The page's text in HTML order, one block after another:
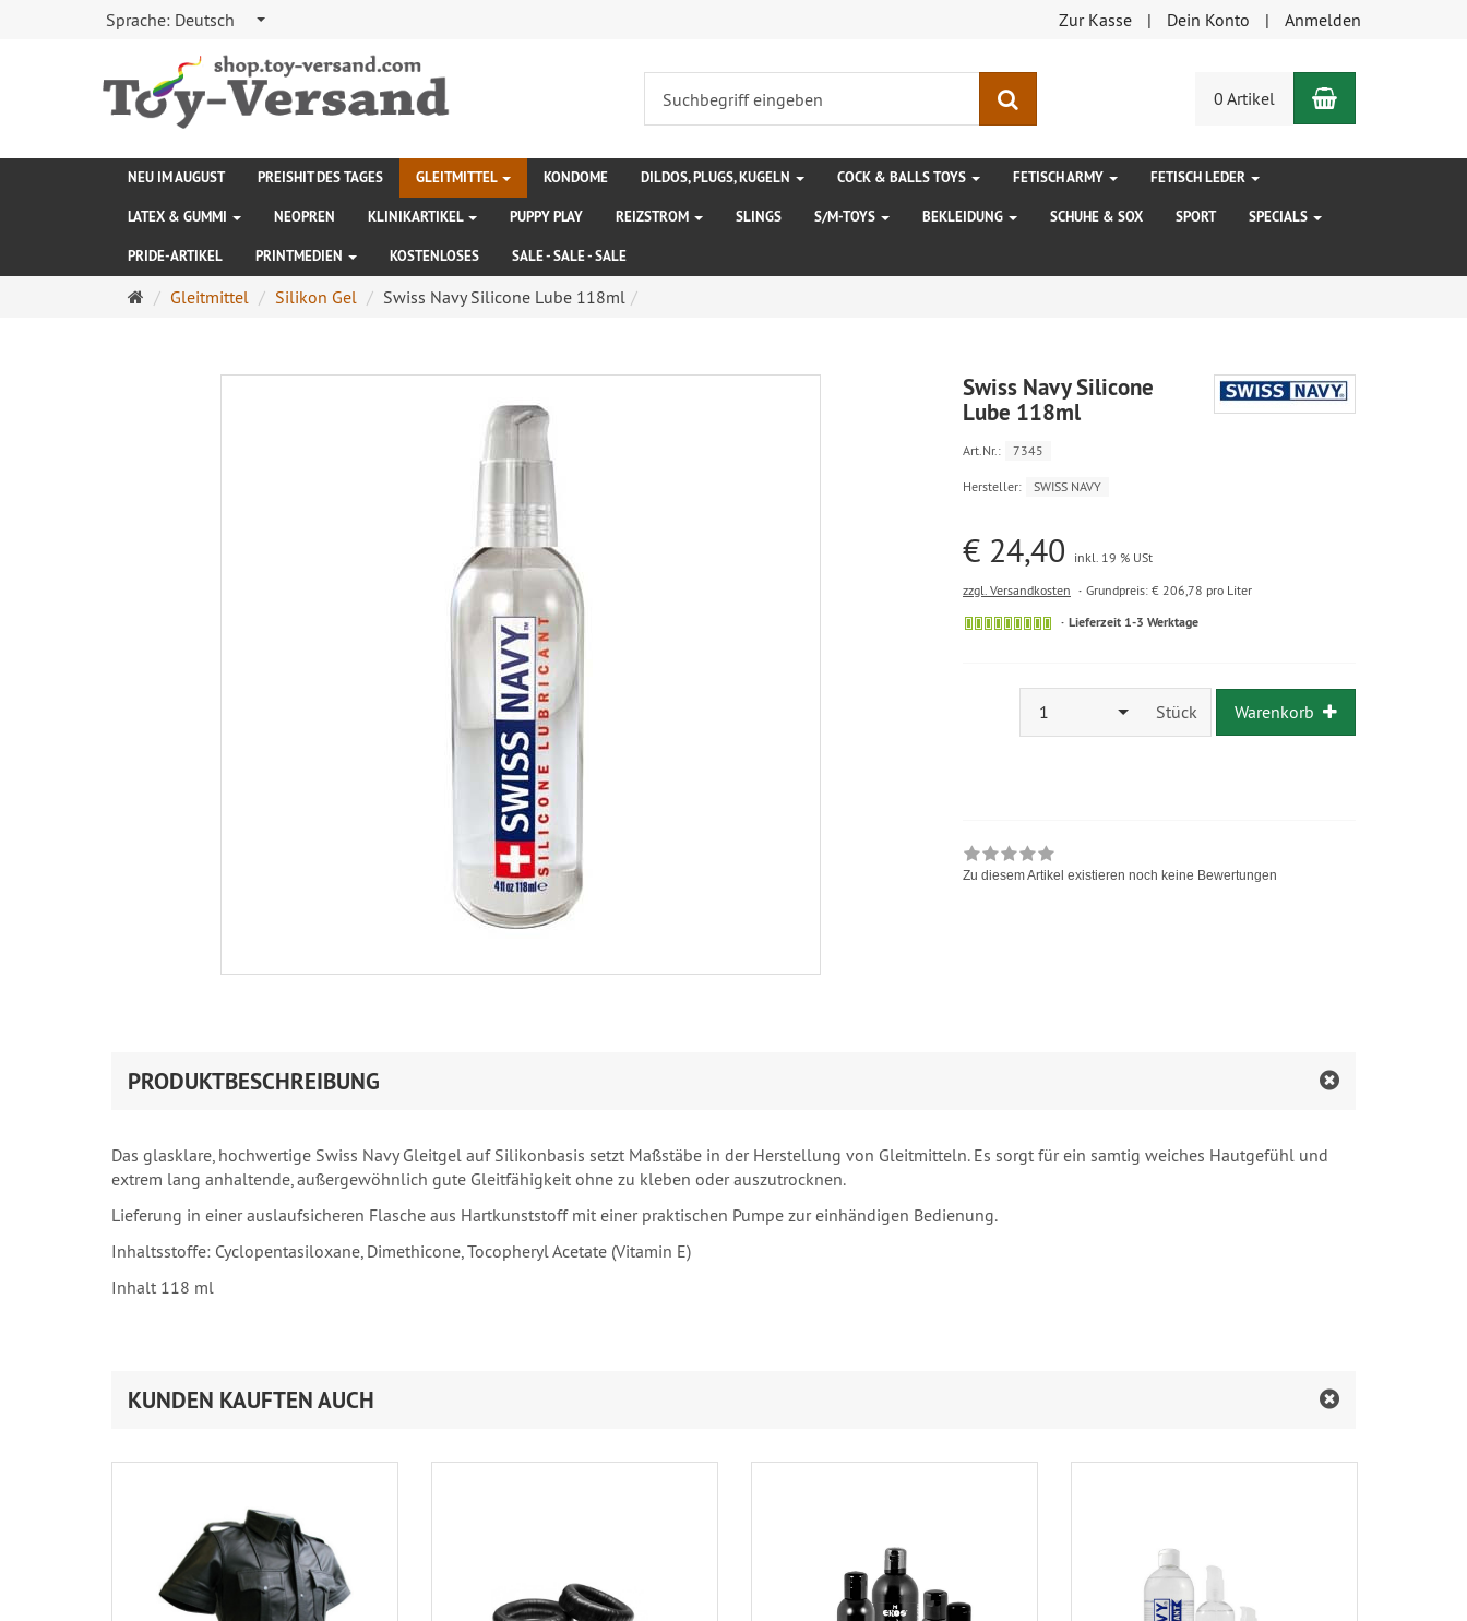
Sprache: Deutsch Zur Kasse Dein Konto Anmelden
0 Artikel Warenkorb
NEU IM AUGUST PREISHIT DES TAGES GLEITMITTEL KONDOME DILDOS, PLUGS, KUGELN COCK & BALLS TOYS FETISCH ARMY FETISCH LEDER
LATEX & GUMMI NEOPREN KLINIKARTIKEL PUPPY PLAY REIZSTROM SLINGS S/M-TOYS BEKLEIDUNG SCHUHE & SOX SPORT SPECIALS
PRIDE-ARTIKEL PRINTMEDIEN KOSTENLOSES SALE - SALE - SALE
Startseite
Gleitmittel Silikon Gel Swiss Navy Silicone Lube 118ml
Swiss Navy Silicone
Lube 118ml
Art.Nr.: 7345
Hersteller: SWISS NAVY
€ 24,40
inkl. 19 % USt
zzgl. Versandkosten
Grundpreis: € 206,78 pro Liter
Lieferzeit 1-3 Werktage
1 Stück Warenkorb
Zu diesem Artikel existieren noch keine Bewertungen
PRODUKTBESCHREIBUNG
Das glasklare, hochwertige Swiss Navy Gleitgel auf Silikonbasis setzt Maßstäbe in der Herstellung von Gleitmitteln. Es sorgt für ein samtig weiches Hautgefühl und
extrem lang anhaltende, außergewöhnlich gute Gleitfähigkeit ohne zu kleben oder auszutrocknen.
Lieferung in einer auslaufsicheren Flasche aus Hartkunststoff mit einer praktischen Pumpe zur einhändigen Bedienung.
Inhaltsstoffe: Cyclopentasiloxane, Dimethicone, Tocopheryl Acetate (Vitamin E)
Inhalt 118 ml
KUNDEN KAUFTEN AUCH